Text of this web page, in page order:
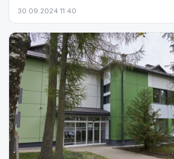
30.09.2024 11:40